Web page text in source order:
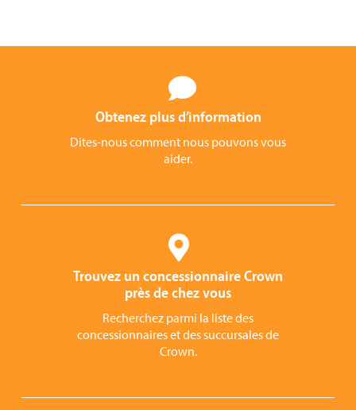
Obtenez plus d’information
Dites-nous comment nous pouvons vous
aider.
Trouvez un concessionnaire Crown
près de chez vous
Recherchez parmi la liste des
concessionnaires et des succursales de
Crown.